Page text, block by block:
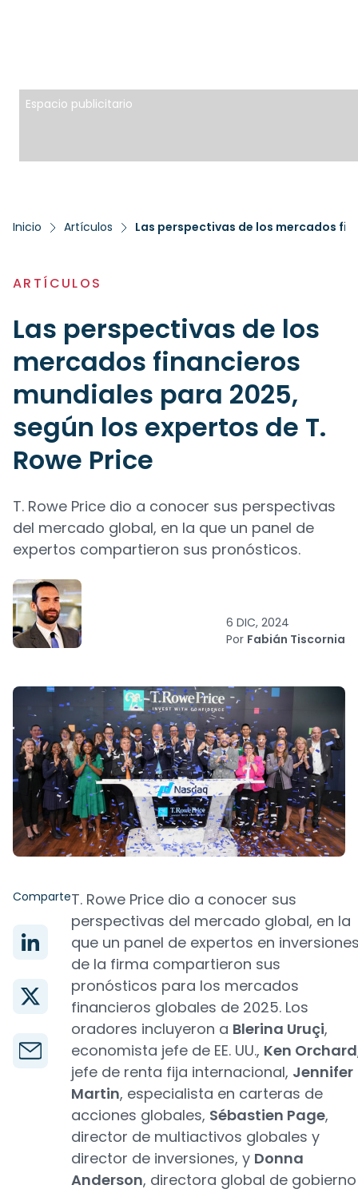
Espacio publicitario
Inicio Artículos
ARTÍCULOS
Las perspectivas de los
mercados financieros
mundiales para 2025,
según los expertos de T.
Rowe Price
T. Rowe Price dio a conocer sus perspectivas
del mercado global, en la que un panel de
expertos compartieron sus pronósticos.
6 DIC, 2024
Por Fabián Tiscornia
ComparteT. Rowe Price dio a conocer sus
perspectivas del mercado global, en la
que un panel de expertos en
de la firma compartieron sus
pronósticos para los mercados
financieros globales de 2025. Los
oradores incluyeron a Blerina Uruçi,
economista jefe de EE. UU., Ken Orchard
jefe de renta fija internacional, Jennifer
Martin, especialista en carteras de
acciones globales, Sébastien Page,
director de multiactivos globales y
director de inversiones, y Donna
Anderson, directora global de gobierno